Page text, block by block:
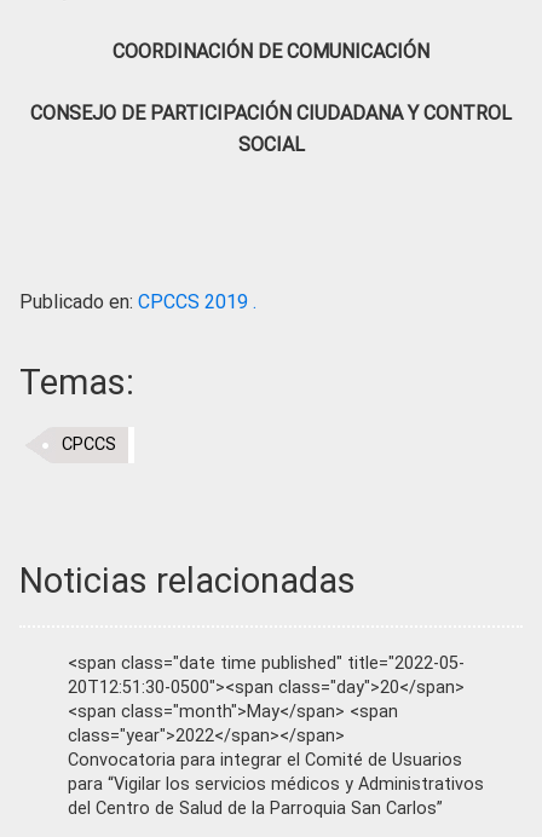
COORDINACIÓN DE COMUNICACIÓN
CONSEJO DE PARTICIPACIÓN CIUDADANA Y CONTROL
SOCIAL
Publicado en: CPCCS 2019 .
Temas:
CPCCS
Noticias relacionadas
<span class="date time published" title="2022-05-
20T12:51:30-0500"><span class="day">20</span>
<span class="month">May</span> <span
class="year">2022</span></span>
Convocatoria para integrar el Comité de Usuarios
para “Vigilar los servicios médicos y Administrativos
del Centro de Salud de la Parroquia San Carlos”